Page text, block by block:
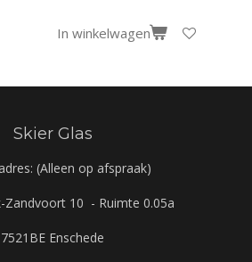
In winkelwagen
Skier Glas
(Alleen op afspraak)
Zandvoort 10 - Ruimte 0.05a
7521BE Enschede